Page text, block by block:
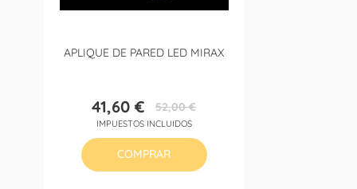
APLIQUE DE PARED LED MIRAX
Precio
41,60 €Precio
base
52,00 €
IMPUESTOS INCLUIDOS
COMPRAR